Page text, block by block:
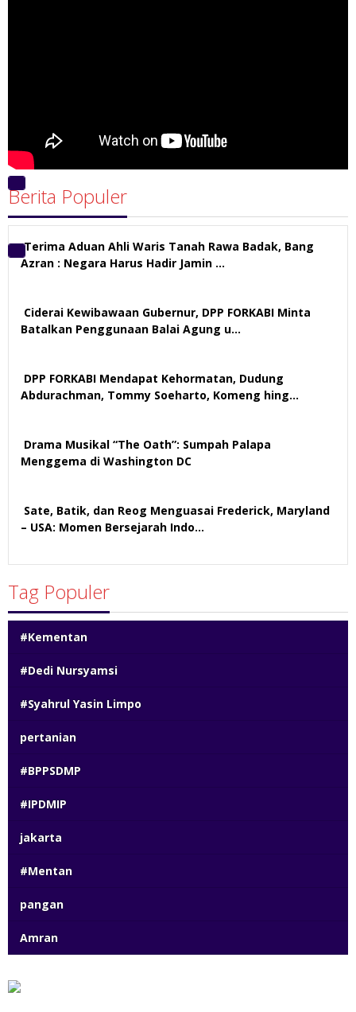
00:00
00:00
Berita Populer
Terima Aduan Ahli Waris Tanah Rawa Badak, Bang
Azran : Negara Harus Hadir Jamin …
Ciderai Kewibawaan Gubernur, DPP FORKABI Minta
Batalkan Penggunaan Balai Agung u…
DPP FORKABI Mendapat Kehormatan, Dudung
Abdurachman, Tommy Soeharto, Komeng hing…
Drama Musikal “The Oath”: Sumpah Palapa
Menggema di Washington DC
Sate, Batik, dan Reog Menguasai Frederick, Maryland
– USA: Momen Bersejarah Indo…
Tag Populer
#Kementan
#Dedi Nursyamsi
#Syahrul Yasin Limpo
pertanian
#BPPSDMP
#IPDMIP
jakarta
#Mentan
pangan
Amran